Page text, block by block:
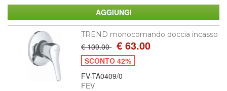
TREND monocomando doccia incasso
€ 109.00 € 63.00
SCONTO 42%
FV-TA0409/0
FEV